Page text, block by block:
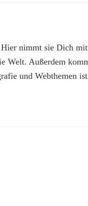
nimmt sie Dich
Welt. Außerdem
und Webthemen